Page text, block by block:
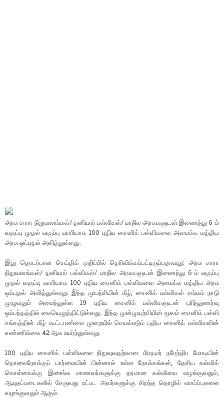
அரசு சாரா நிறுவனங்கள்/ தனியார் பள்ளிகள்/ மாநில அரசுகளுடன் இணைந்து 6-ம்
வகுப்பு முதல் வகுப்பு வாரியாக 100 புதிய சைனிக் பள்ளிகளை அமைக்க மத்திய
அரசு ஒப்புதல் அளித்துள்ளது.
இது தொடர்பான செய்திக் குறிப்பில் தெரிவிக்கப்பட்டிருப்பதாவது: அரசு சாரா
நிறுவனங்கள்/ தனியார் பள்ளிகள்/ மாநில அரசுகளுடன் இணைந்து 6-ம் வகுப்பு
முதல் வகுப்பு வாரியாக 100 புதிய சைனிக் பள்ளிகளை அமைக்க மத்திய அரசு
ஒப்புதல் அளித்துள்ளது. இந்த முயற்சியின் கீழ், சைனிக் பள்ளிகள் சங்கம் நாடு
முழுவதும் அமைந்துள்ள 19 புதிய சைனிக் பள்ளிகளுடன் புரிந்துணர்வு
ஒப்பந்தத்தில் கையெழுத்திட்டுள்ளது. இந்த முன்முயற்சியின் மூலம் சைனிக் பள்ளி
சங்கத்தின் கீழ் கூட்டாண்மை முறையில் செயல்படும் புதிய சைனிக் பள்ளிகளின்
எண்ணிக்கை 42 ஆக உயர்ந்துள்ளது.
100 புதிய சைனிக் பள்ளிகளை நிறுவுவதற்கான பிரதமர் நரேந்திர மோடியின்
தொலைநோக்குப் பார்வையின் பின்னால் உள்ள நோக்கங்கள், தேசிய கல்விக்
கொள்கைக்கு இணங்க மாணவர்களுக்கு தரமான கல்வியை வழங்குவதும்,
ஆயுதப்படைகளில் சேருவது உட்பட அவர்களுக்கு சிறந்த தொழில் வாய்ப்புகளை
வழங்குவதும் ஆகும்.